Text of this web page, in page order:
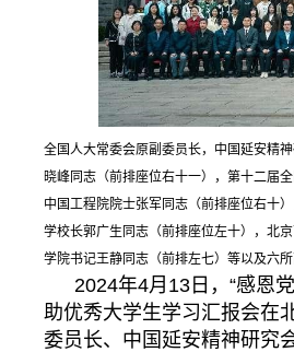
全国人大常委会原副委员长，中国延安精
晓峰同志（前排座位右十一），第十二届
中国工程院院士张军同志（前排座位右十
学校长郭广生同志（前排座位左十），北
学院书记王静同志（前排左七）等以及六
2024年4月13日，“感恩
助优秀大学生学习汇报会在
委员长、中国延安精神研究